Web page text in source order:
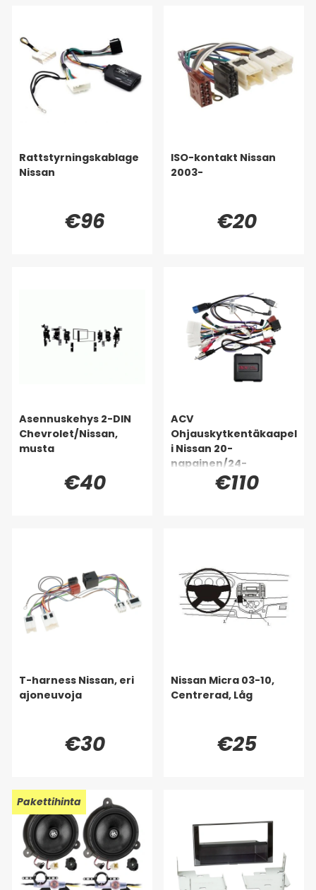
Rattstyrningskablage
Nissan
€96
ISO-kontakt Nissan
2003-
€20
Asennuskehys 2-DIN
Chevrolet/Nissan,
musta
€40
ACV
Ohjauskytkentäkaapel
i Nissan 20-
napainen/24-
napainen€110
T-harness Nissan, eri
ajoneuvoja
€30
Nissan Micra 03-10,
Centrerad, Låg
€25
Pakettihinta